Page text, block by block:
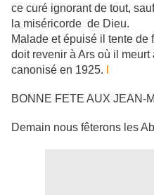
ce curé ignorant de tout,
la miséricorde de Dieu.
Malade et épuisé il tente de
doit revenir à Ars où il
canonisé en 1925.
BONNE FETE AUX JEAN-
Demain nous fêterons les